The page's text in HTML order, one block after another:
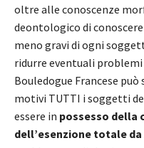
oltre alle conoscenze
deontologico di
meno gravi di ogni
ridurre eventuali
Bouledogue Francese
motivi TUTTI i soggetti
essere in possesso della
dell’esenzione totale